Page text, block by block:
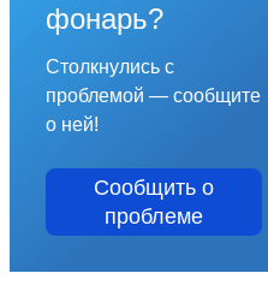
фонарь?
Столкнулись с
проблемой — сообщите
о ней!
Сообщить о
проблеме